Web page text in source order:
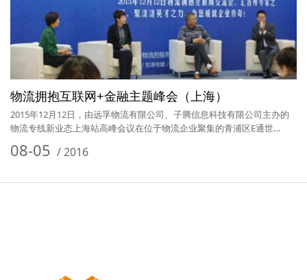
物流拥抱互联网+金融主题峰会（上海）
2015年12月12日，由远孚物流有限公司、子腾信息科技有限公司主办的
物流专线新业态上海站高峰会议在位于物流企业聚集的青浦区E通世…
08-05 /2016